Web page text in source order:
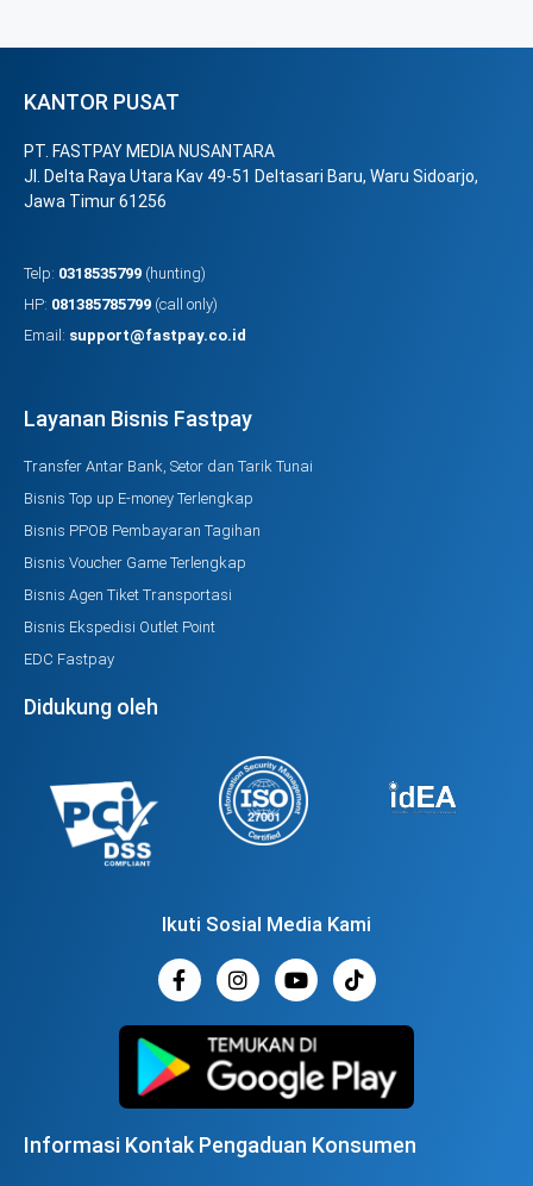
KANTOR PUSAT
PT. FASTPAY MEDIA NUSANTARA
Jl. Delta Raya Utara Kav 49-51 Deltasari Baru, Waru Sidoarjo,
Jawa Timur 61256
Telp: 0318535799 (hunting)
HP: 081385785799 (call only)
Email: support@fastpay.co.id
Layanan Bisnis Fastpay
Transfer Antar Bank, Setor dan Tarik Tunai
Bisnis Top up E-money Terlengkap
Bisnis PPOB Pembayaran Tagihan
Bisnis Voucher Game Terlengkap
Bisnis Agen Tiket Transportasi
Bisnis Ekspedisi Outlet Point
EDC Fastpay
Didukung oleh
Ikuti Sosial Media Kami
Informasi Kontak Pengaduan Konsumen